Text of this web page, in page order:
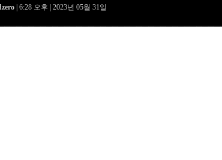
| 6:28 오후 | 2023년 05월 31일